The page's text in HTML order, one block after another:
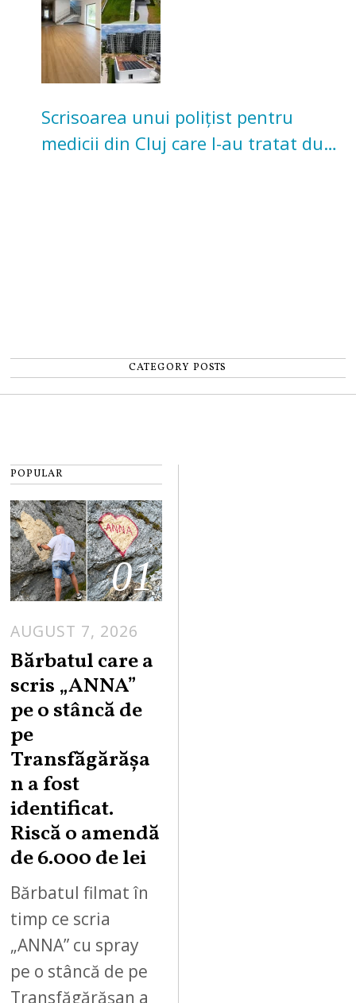
Scrisoarea unui polițist pentru
medicii din Cluj care l-au tratat după
CATEGORY POSTS
POPULAR
01
AUGUST 7, 2026
Bărbatul care a
scris „ANNA”
pe o stâncă de
pe
Transfăgărășa
n a fost
identificat.
Riscă o amendă
de 6.000 de lei
Bărbatul filmat în
timp ce scria
„ANNA” cu spray
pe o stâncă de pe
Transfăgărășan a